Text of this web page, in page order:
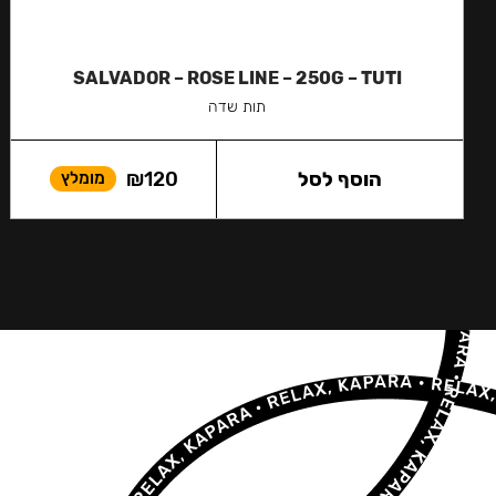
SALVADOR – ROSE LINE – 250G – TUTI
תות שדה
₪120 מומלץ הוסף לסל